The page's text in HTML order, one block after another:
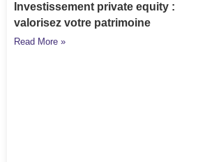
Investissement private equity :
valorisez votre patrimoine
Read More »